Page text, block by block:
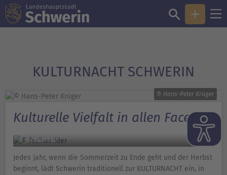
KULTURNACHT SCHWERIN
© Hans-Peter Krüger
Kulturelle Vielfalt in allen Facetten
© fachwerkler
Jedes Jahr, wenn die Sommerzeit zu Ende geht und der Herbst
beginnt, lädt Schwerin traditionell zur KULTURNACHT ein, in